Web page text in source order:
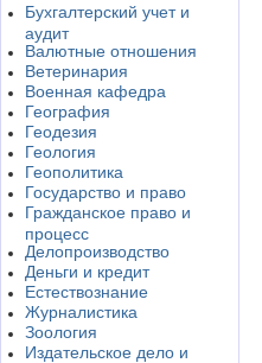
Бухгалтерский учет и
аудит
Валютные отношения
Ветеринария
Военная кафедра
География
Геодезия
Геология
Геополитика
Государство и право
Гражданское право и
процесс
Делопроизводство
Деньги и кредит
Естествознание
Журналистика
Зоология
Издательское дело и